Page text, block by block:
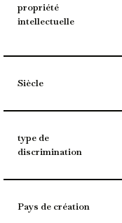
propriété
intellectuelle
Siècle
type de
discrimination
Pays de création